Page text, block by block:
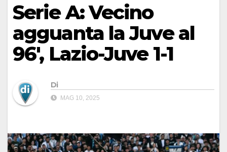
Serie A: Vecino
agguanta la Juve al
96′, Lazio-Juve 1-1
Di
MAG 10, 2025